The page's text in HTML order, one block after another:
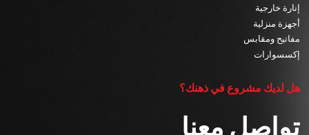
إنارة خارجية
أجهزة منزلية
مفاتيح ومقابس
إكسسوارات
هل لديك مشروع في ذهنك؟
تواصل معنا